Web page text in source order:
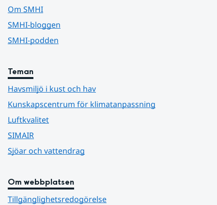
Om SMHI
SMHI-bloggen
SMHI-podden
Teman
Havsmiljö i kust och hav
Kunskapscentrum för klimatanpassning
Luftkvalitet
SIMAIR
Sjöar och vattendrag
Om webbplatsen
Tillgänglighetsredogörelse